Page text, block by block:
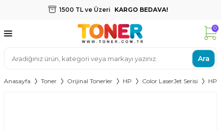
1500 TL ve Üzeri KARGO BEDAVA!
Ara
0
Anasayfa Toner Orijinal Tonerler HP Color LaserJet Serisi HP